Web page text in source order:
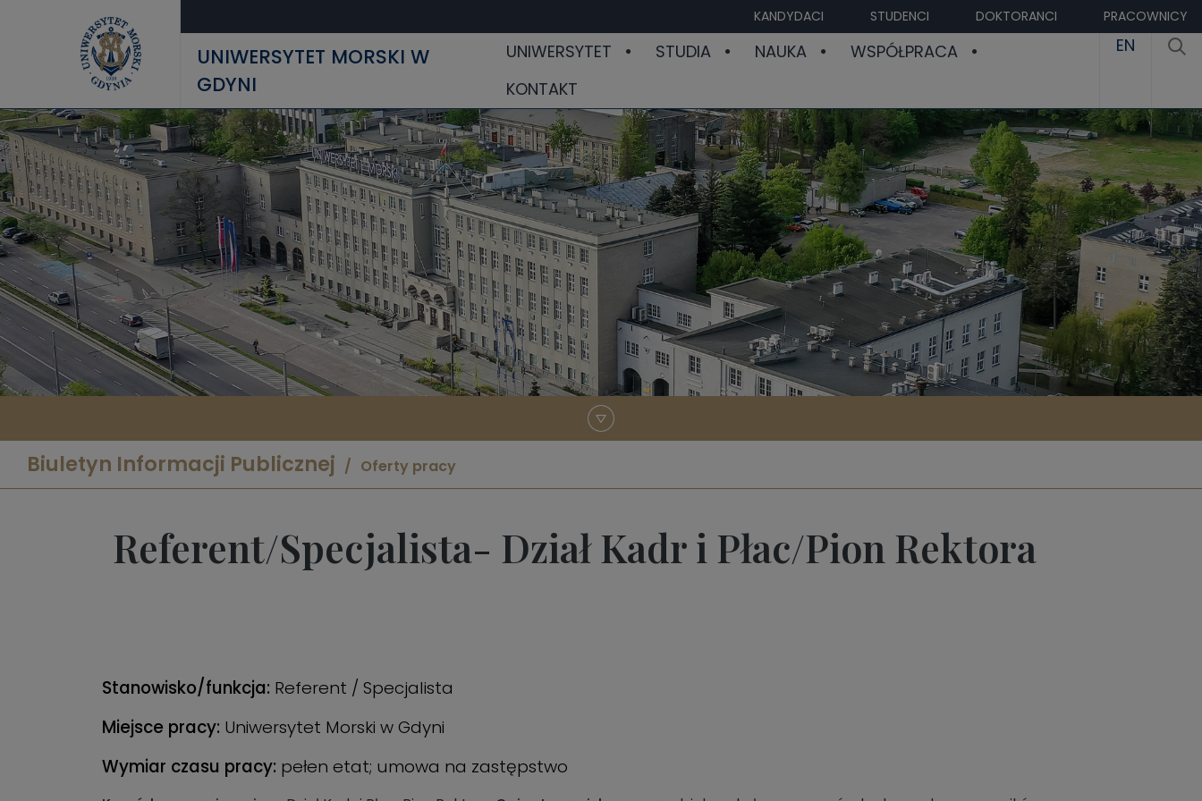
KANDYDACI STUDENCI DOKTORANCI PRACOWNICY
UNIWERSYTET MORSKI W
GDYNI
UNIWERSYTET STUDIA NAUKA
WSPÓŁPRACA
KONTAKT
EN
Biuletyn Informacji Publicznej Oferty pracy
Referent/Specjalista- Dział Kadr i Płac/Pion Rektora
Stanowisko/funkcja: Referent / Specjalista
Miejsce pracy: Uniwersytet Morski w Gdyni
Wymiar czasu pracy: pełen etat; umowa na zastępstwo